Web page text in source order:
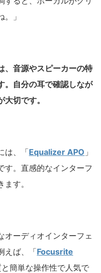
」
、音源やスピーカーの特
。自分の耳で確認しなが
切です。
は、「Equalizer APO 」
す。直感的なインターフ
す。
オーディオインターフェ
えば、「Focusrite
簡単な操作性で人気で